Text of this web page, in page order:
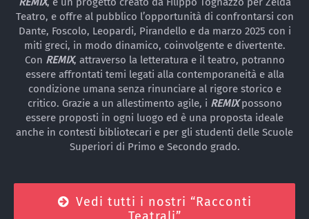
Teatro, e offre al pubblico l’opportunità di confrontarsi con
Dante, Foscolo, Leopardi, Pirandello e da marzo 2025 con i
miti greci, in modo dinamico, coinvolgente e divertente.
Con REMIX, attraverso la letteratura e il teatro, potranno
essere affrontati temi legati alla contemporaneità e alla
condizione umana senza rinunciare al rigore storico e
critico. Grazie a un allestimento agile, i REMIXpossono
essere proposti in ogni luogo ed è una proposta ideale
anche in contesti bibliotecari e per gli studenti delle Scuole
Superiori di Primo e Secondo grado.
Vedi tutti i nostri “Racconti